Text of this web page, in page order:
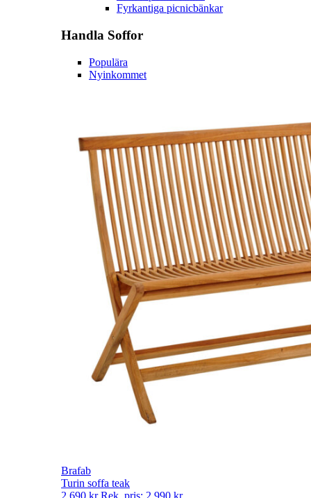
Fyrkantiga picnicbänkar
Handla Soffor
Populära
Nyinkommet
Brafab
Turin soffa teak
2 690 kr Rek. pris: 2 990 kr